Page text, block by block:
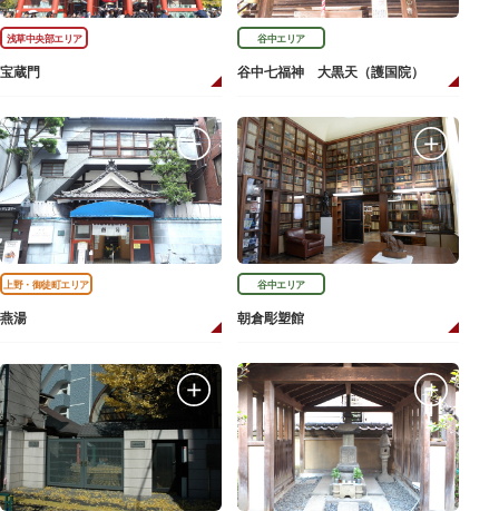
浅草中央部エリア
宝蔵門
谷中エリア
谷中七福神 大黒天（護国院）
上野・御徒町エリア
燕湯
谷中エリア
朝倉彫塑館